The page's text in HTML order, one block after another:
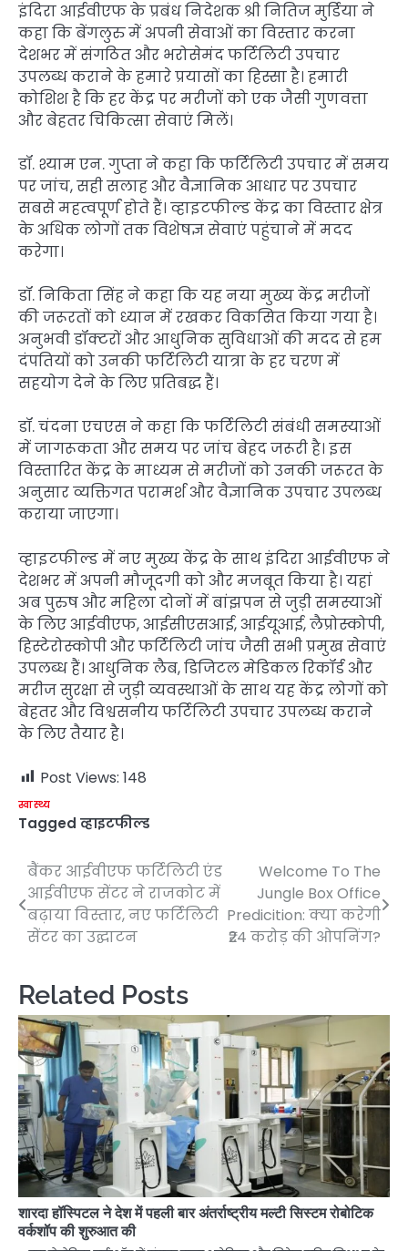
इंदिरा आईवीएफ के प्रबंध निदेशक श्री नितिज मुर्डिया ने
कहा कि बेंगलुरु में अपनी सेवाओं का विस्तार करना
देशभर में संगठित और भरोसेमंद फर्टिलिटी उपचार
उपलब्ध कराने के हमारे प्रयासों का हिस्सा है। हमारी
कोशिश है कि हर केंद्र पर मरीजों को एक जैसी गुणवत्ता
और बेहतर चिकित्सा सेवाएं मिलें।
डॉ. श्याम एन. गुप्ता ने कहा कि फर्टिलिटी उपचार में समय
पर जांच, सही सलाह और वैज्ञानिक आधार पर उपचार
सबसे महत्वपूर्ण होते हैं। व्हाइटफील्ड केंद्र का विस्तार क्षेत्र
के अधिक लोगों तक विशेषज्ञ सेवाएं पहुंचाने में मदद
करेगा।
डॉ. निकिता सिंह ने कहा कि यह नया मुख्य केंद्र मरीजों
की जरूरतों को ध्यान में रखकर विकसित किया गया है।
अनुभवी डॉक्टरों और आधुनिक सुविधाओं की मदद से हम
दंपतियों को उनकी फर्टिलिटी यात्रा के हर चरण में
सहयोग देने के लिए प्रतिबद्ध हैं।
डॉ. चंदना एचएस ने कहा कि फर्टिलिटी संबंधी समस्याओं
में जागरूकता और समय पर जांच बेहद जरूरी है। इस
विस्तारित केंद्र के माध्यम से मरीजों को उनकी जरूरत के
अनुसार व्यक्तिगत परामर्श और वैज्ञानिक उपचार उपलब्ध
कराया जाएगा।
व्हाइटफील्ड में नए मुख्य केंद्र के साथ इंदिरा आईवीएफ ने
देशभर में अपनी मौजूदगी को और मजबूत किया है। यहां
अब पुरुष और महिला दोनों में बांझपन से जुड़ी समस्याओं
के लिए आईवीएफ, आईसीएसआई, आईयूआई, लैप्रोस्कोपी,
हिस्टेरोस्कोपी और फर्टिलिटी जांच जैसी सभी प्रमुख सेवाएं
उपलब्ध हैं। आधुनिक लैब, डिजिटल मेडिकल रिकॉर्ड और
मरीज सुरक्षा से जुड़ी व्यवस्थाओं के साथ यह केंद्र लोगों को
बेहतर और विश्वसनीय फर्टिलिटी उपचार उपलब्ध कराने
के लिए तैयार है।
Post Views: 148
स्वास्थ्य
Tagged व्हाइटफील्ड
Post
navigation
बैंकर आईवीएफ फर्टिलिटी एंड
आईवीएफ सेंटर ने राजकोट में
बढ़ाया विस्तार, नए फर्टिलिटी
सेंटर का उद्घाटन
Welcome To The
Jungle Box Office
Predicition: क्या करेगी
₹24 करोड़ की ओपनिंग?
Related Posts
शारदा हॉस्पिटल ने देश में पहली बार अंतर्राष्ट्रीय मल्टी सिस्टम रोबोटिक
वर्कशॉप की शुरुआत की